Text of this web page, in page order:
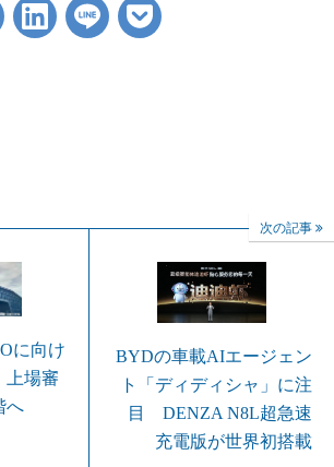
に向け
場審
へ
次の記事
BYDの車載AIエージェン
ト「ディディシャ」に注
目 DENZA N8L超急速
充電版が世界初搭載